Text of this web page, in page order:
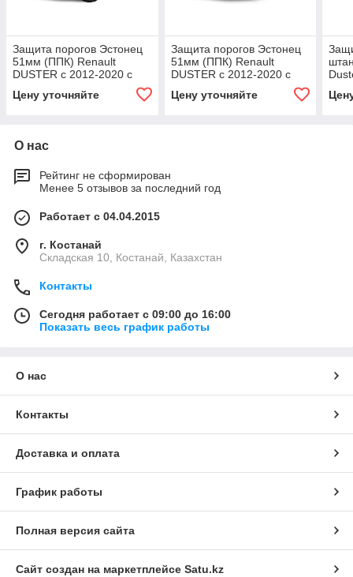
Защита порогов Эстонец
51мм (ППК) Renault
DUSTER с 2012-2020 с
алюм. площадкой Искра (
Серебристый)
Цену уточняйте
Защита порогов Эстонец
51мм (ППК) Renault
DUSTER с 2012-2020 с
Шагрень (Черный)
Цену уточняйте
О нас
Рейтинг не сформирован
Менее 5 отзывов за последний год
Работает с 04.04.2015
г. Костанай
Складская 10, Костанай, Казахстан
Контакты
Сегодня работает с 09:00 до 16:00
Показать весь график работы
О нас
Контакты
Доставка и оплата
График работы
Полная версия сайта
Сайт создан на маркетплейсе Satu.kz